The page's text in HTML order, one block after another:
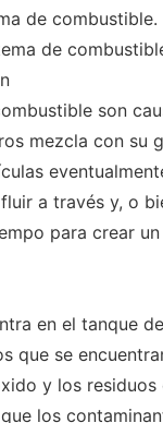
de
de
son
mezcla con su
a través y, o
para crear
en el tanque
que se
y los
los